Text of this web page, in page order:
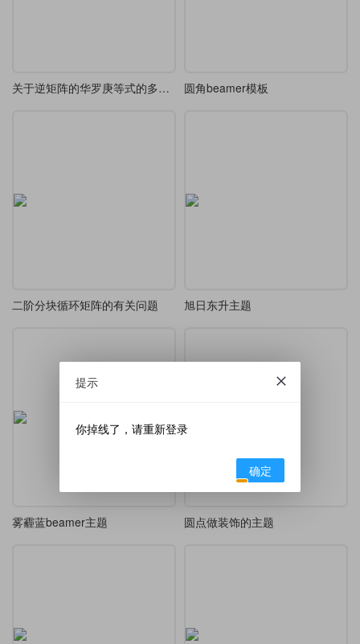
关于逆矩阵的华罗庚等式的多种解法 圆角beamer模板
二阶分块循环矩阵的有关问题 旭日东升主题
雾霾蓝beamer主题 圆点做装饰的主题
提示
你掉线了，请重新登录
确定